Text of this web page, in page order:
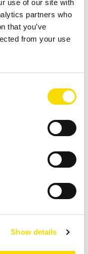
use of our site with
partners who
that you’ve
from your use
Show details